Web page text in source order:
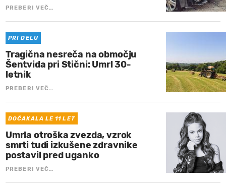
PREBERI VEČ…
PRI DELU
Tragična nesreča na območju
Šentvida pri Stični: Umrl 30-
letnik
PREBERI VEČ…
DOČAKALA LE 11 LET
Umrla otroška zvezda, vzrok
smrti tudi izkušene zdravnike
postavil pred uganko
PREBERI VEČ…